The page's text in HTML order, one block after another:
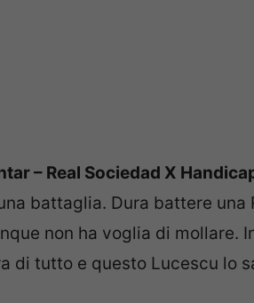
– Real Sociedad X
battaglia. Dura battere
non ha voglia di mollare.
di tutto e questo Lucescu lo